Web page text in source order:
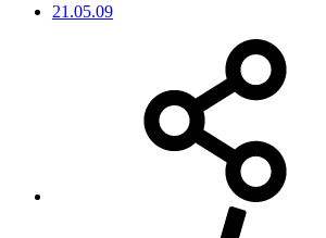
21.05.09